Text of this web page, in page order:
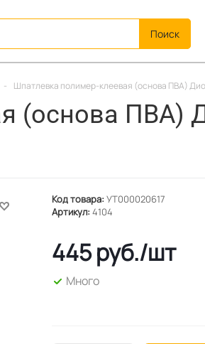
- Шпатлевка полимер-клеевая (основа ПВА)
(основа ПВА)
Код товара: УТ000020617
Артикул: 4104
445руб./шт
Много